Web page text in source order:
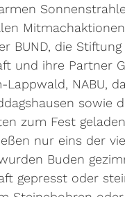
BUND, die Stiftung
und ihre Partner
Lappwald, NABU,
sowie
zum Fest
nur eins der
Buden
gepresst oder